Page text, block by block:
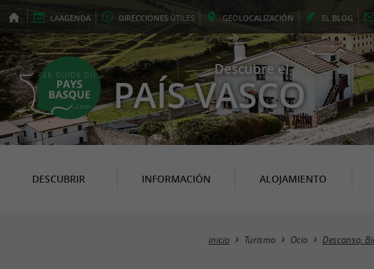
LAAGENDA DIRECCIONES ÚTILES GEOLOCALIZACIÓN EL BLOG
Descubre el
PAÍS VASCO
DESCUBRIR INFORMACIÓN ALOJAMIENTO
inicio Turismo Ocio Descanso,